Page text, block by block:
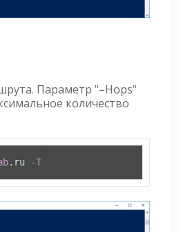
Параметр "–Hops"
количество
.ru -T